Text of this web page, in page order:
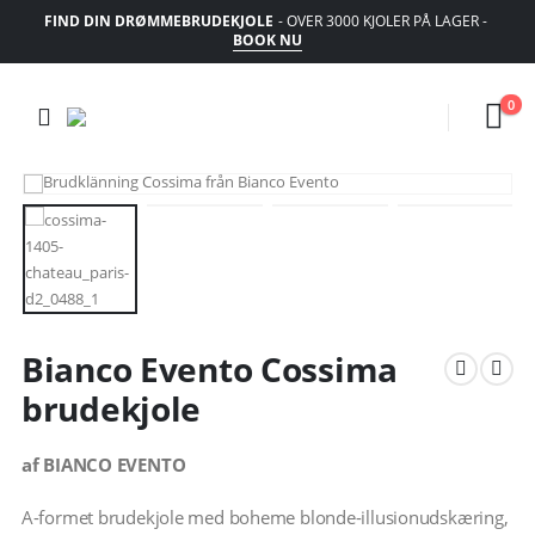
FIND DIN DRØMMEBRUDEKJOLE - OVER 3000 KJOLER PÅ LAGER -
BOOK NU
0
Bianco Evento Cossima
brudekjole
af BIANCO EVENTO
A-formet brudekjole med boheme blonde-illusionudskæring,